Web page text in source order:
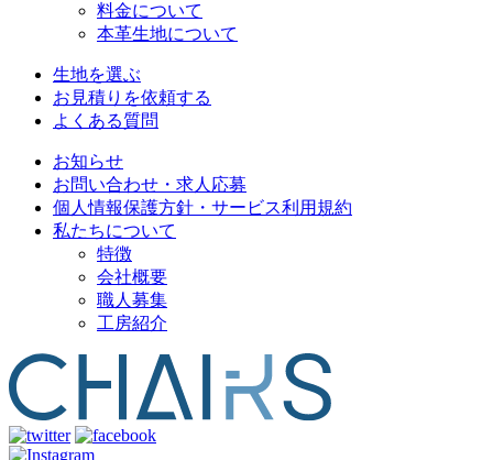
料金について
本革生地について
生地を選ぶ
お見積りを依頼する
よくある質問
お知らせ
お問い合わせ・求人応募
個人情報保護方針・サービス利用規約
私たちについて
特徴
会社概要
職人募集
工房紹介